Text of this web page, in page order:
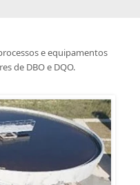
e equipamentos
de DBO e DQO.